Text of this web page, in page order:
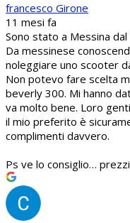
francesco Girone
11 mesi fa
Sono stato a Messina
Da messinese
noleggiare uno scooter
Non potevo fare scelta
beverly 300. Mi hanno
va molto bene. Loro
il mio preferito è
complimenti davvero.
Ps ve lo consiglio…